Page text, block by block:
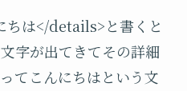
ちは</details>と書くと
字が出てきてその詳細
てこんにちはという文